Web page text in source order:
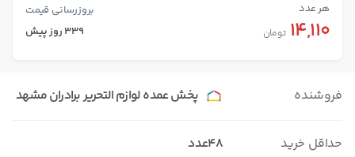
هر عدد بروزرسانی قیمت
14,110 تومان 339 روز پیش
فروشنده پخش عمده لوازم التحریر برادران مشهد
حداقل خرید 48عدد